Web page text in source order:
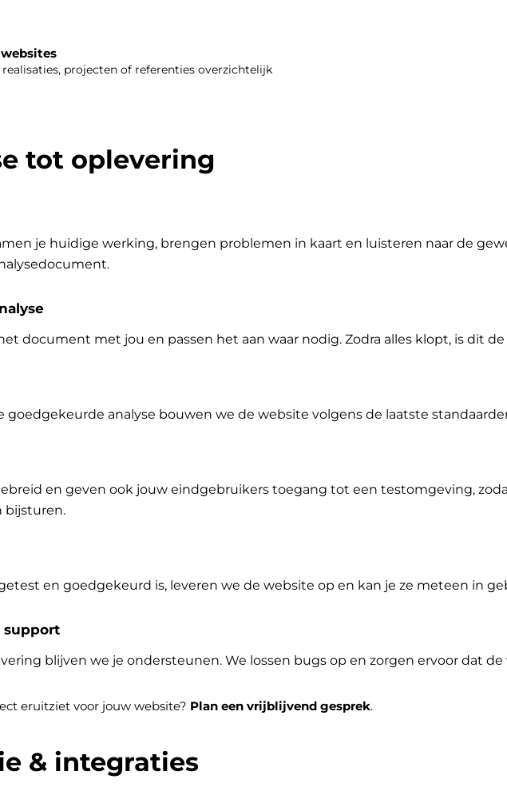
projecten of referenties overzichtelijk
tot oplevering
je huidige werking, brengen problemen in kaart en luisteren naar de
document met jou en passen het aan waar nodig. Zodra alles klopt, is dit
goedgekeurde analyse bouwen we de website volgens de laatste
en geven ook jouw eindgebruikers toegang tot een testomgeving,
bijsturen.
en goedgekeurd is, leveren we de website op en kan je ze meteen in
support
blijven we je ondersteunen. We lossen bugs op en zorgen ervoor dat
eruitziet voor jouw website? Plan een vrijblijvend gesprek.
& integraties